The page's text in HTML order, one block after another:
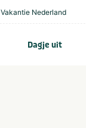
Vakantie Nederland
Dagje uit